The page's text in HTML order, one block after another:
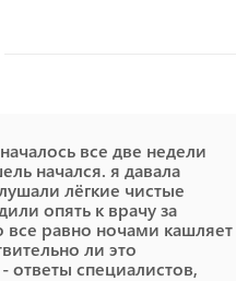
все две недели
начался. я давала
лёгкие чистые
опять к врачу за
все равно ночами кашляет
ли это
ответы специалистов,